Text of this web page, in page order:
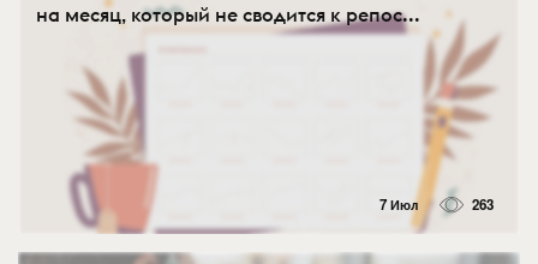
на месяц, который не сводится к репос...
7 Июл 263